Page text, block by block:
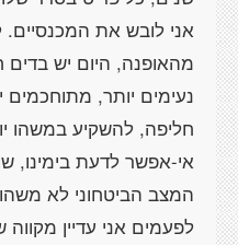
אני לובש את
מהאופנה, היום יש בדים
נעימים יותר, מתוחכמים
חליפה, להשקיע במשהו
אי-אפשר לדעת בימינו,
המצב הביטחוני לא